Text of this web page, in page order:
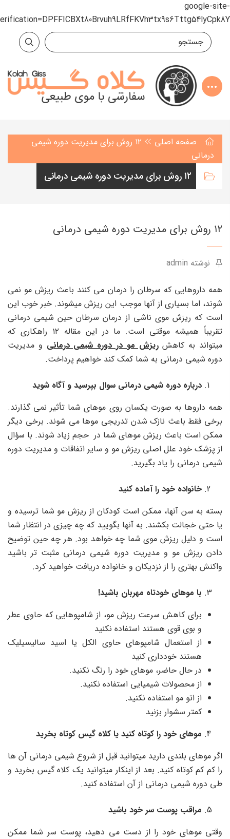
google-site-
صفحه اصلی
۱۲ روش برای مدیریت دوره شیمی
درمانی
۱۲ روش برای مدیریت دوره شیمی درمانی
۱۲ روش برای مدیریت دوره شیمی درمانی
نوشته admin
همه داروهایی که سرطان را درمان می کنند باعث ریزش مو نمی
شوند، اما بسیاری از آنها موجب این ریزش میشوند. خبر خوب این
است که ریزش موی ناشی از درمان سرطان حین شیمی درمانی
تقریباً همیشه موقتی است. ما در این مقاله ۱۲ راهکاری که
میتواند به کاهشریزش مو در دوره شیمی درمانی و مدیریت
دوره شیمی درمانی به شما کمک کند خواهیم پرداخت.
درباره دوره شیمی درمانی سوال بپرسید و آگاه شوید
همه داروها به صورت یکسان روی موهای شما تأثیر نمی گذارند.
برخی فقط باعث نازک شدن تدریجی موها می شوند. برخی دیگر
ممکن است باعث ریزش موهای شما در حجم زیاد شوند. با سؤال
از پزشک خود علل اصلی ریزش مو و سایر اتفاقات و مدیریت دوره
شیمی درمانی را یاد بگیرید.
خانواده خود را آماده کنید
بسته به سن آنها، ممکن است کودکان از ریزش مو شما ترسیده و
یا حتی خجالت بکشند. به آنها بگویید که چه چیزی در انتظار شما
است و دلیل ریزش موی شما چه خواهد بود. هر چه حین توضیح
دادن ریزش مو و مدیریت دوره شیمی درمانی مثبت تر باشید
واکنش بهتری را از نزدیکان و خانواده دریافت خواهید کرد.
با موهای خودتاه مهربان باشید!
برای کاهش سرعت ریزش مو، از شامپوهایی که حاوی عطر
و بوی قوی هستند استفاده نکنید
از استعمال شامپوهای حاوی الکل یا اسید سالیسیلیک
هستند خودداری کنید
در حال حاضر، موهای خود را رنگ نکنید.
از محصولات شیمیایی استفاده نکنید.
از اتو مو استفاده نکنید.
کمتر سشوار بزنید
موهای خود را کوتاه کنید یا کلاه گیس کوتاه بخرید
اگر موهای بلندی دارید میتوانید قبل از شروع شیمی درمانی آن ها
را کم کم کوتاه کنید. بعد از اینکار میتوانید یک کلاه گیس بخرید و
طی دوره شیمی درمانی از آن استفاده کنید.
مراقب پوست سر خود باشید
وقتی موهای خود را از دست می دهید، پوست سر شما ممکن